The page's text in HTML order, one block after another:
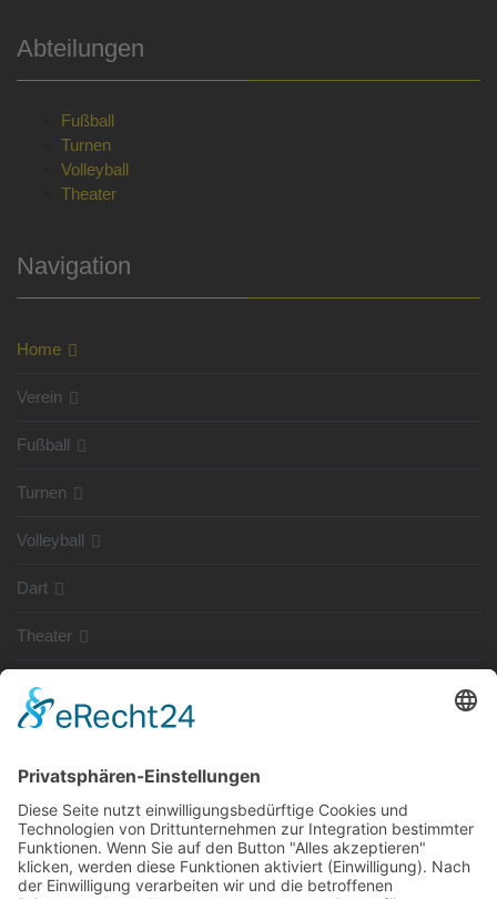
Abteilungen
Fußball
Turnen
Volleyball
Theater
Navigation
Home
Verein
Fußball
Turnen
Volleyball
Dart
Theater
SG Shop
Sponsoren
Kontakt
Social Media